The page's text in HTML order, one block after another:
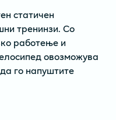
статичен
тренинзи. Со
работење и
овозможува
го напуштите